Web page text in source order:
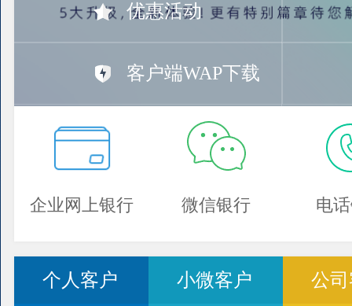
优惠活动
客户端WAP下载
企业网上银行 微信银行 电
个人客户 小微客户 公